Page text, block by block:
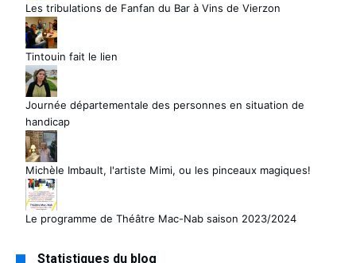
Les tribulations de Fanfan du Bar à Vins de Vierzon
Tintouin fait le lien
Journée départementale des personnes en situation de
handicap
Michèle Imbault, l'artiste Mimi, ou les pinceaux magiques!
Le programme de Théâtre Mac-Nab saison 2023/2024
Statistiques du blog